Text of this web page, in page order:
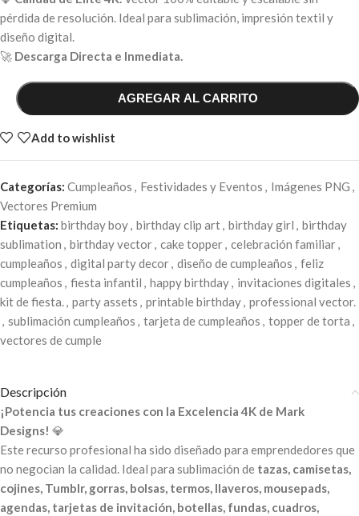
pérdida de resolución. Ideal para sublimación, impresión textil y
diseño digital.
🚀 Descarga Directa e Inmediata.
AGREGAR AL CARRITO
Add to wishlist
Categorías: Cumpleaños , Festividades y Eventos , Imágenes PNG ,
Vectores Premium
Etiquetas: birthday boy, birthday clip art, birthday girl , birthday
sublimation , birthday vector, cake topper, celebración familiar,
cumpleaños , digital party decor, diseño de cumpleaños , feliz
cumpleaños , fiesta infantil , happy birthday, invitaciones digitales ,
kit de fiesta., party assets , printable birthday, professional vector.
, sublimación cumpleaños , tarjeta de cumpleaños , topper de torta ,
vectores de cumple
Descripción
¡Potencia tus creaciones con la Excelencia 4K de Mark
Designs! 💎
Este recurso profesional ha sido diseñado para emprendedores que
no negocian la calidad. Ideal para sublimación de tazas, camisetas,
cojines, Tumblr, gorras, bolsas, termos, llaveros, mousepads,
agendas, tarjetas de invitación, botellas, fundas, cuadros,